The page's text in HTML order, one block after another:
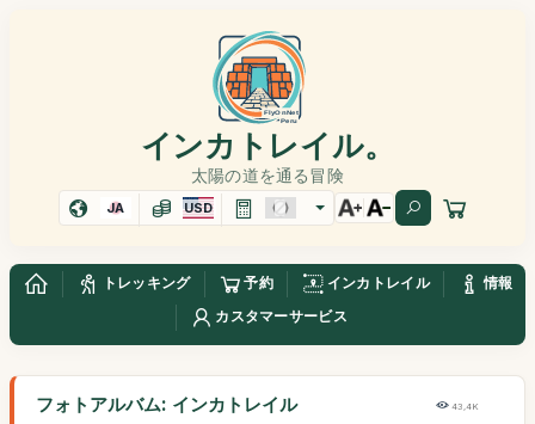
インカトレイル。
太陽の道を通る冒険
JA USD
トレッキング 予約 インカトレイル
情報
カスタマーサービス
フォトアルバム: インカトレイル 43,4K